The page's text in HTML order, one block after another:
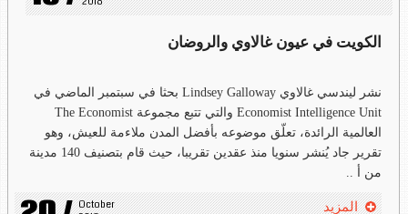
الكويت في عيون غالاوي والروضان
نشر ليندسي غالاوي Lindsey Galloway بحثا في سبتمبر الماضي في
Economist Intelligence Unit والتي تتبع مجموعة The Economist
العالمية الرائدة، تعلّق موضوعه بأفضل المدن ملاءمة للعيش، وهو
تقرير جاد يُنشر سنويا منذ عقدين تقريبا، حيث قام بتصنيف 140 مدينة
من أ ..
October
المزيد